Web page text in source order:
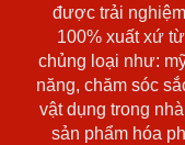
được trải
100% xuất xứ
chủng loại như:
năng, chăm sóc
vật dụng trong
sản phẩm hóa